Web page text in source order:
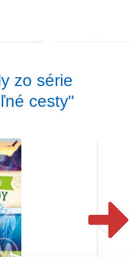
zo série
cesty"